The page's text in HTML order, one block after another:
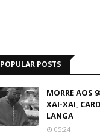
POPULAR POSTS
MORRE AOS
XAI-XAI,
LANGA
05:24